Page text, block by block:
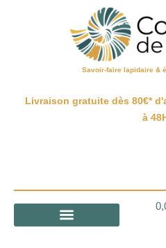
Savoir-faire lapidaire &
Livraison gratuite dès 80€*
à